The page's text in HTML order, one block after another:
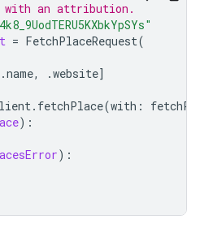
with an attribution.
= FetchPlaceRequest(
name, .website]
. fetchPlace(with :
):
):